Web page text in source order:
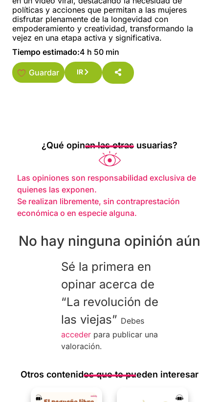
políticas y acciones que permitan a las mujeres
disfrutar plenamente de la longevidad con
empoderamiento y creatividad, transformando la
vejez en una etapa activa y significativa.
Tiempo estimado:4 h 50 min
Guardar IR
¿Qué opinan las otras usuarias?
Las opiniones son responsabilidad exclusiva de
quienes las exponen.
Se realizan libremente, sin contraprestación
económica o en especie alguna.
No hay ninguna opinión aún
Sé la primera en
opinar acerca de
“La revolución de
las viejas” Debes
accederpara publicar una
valoración.
Otros contenidos que te pueden interesar